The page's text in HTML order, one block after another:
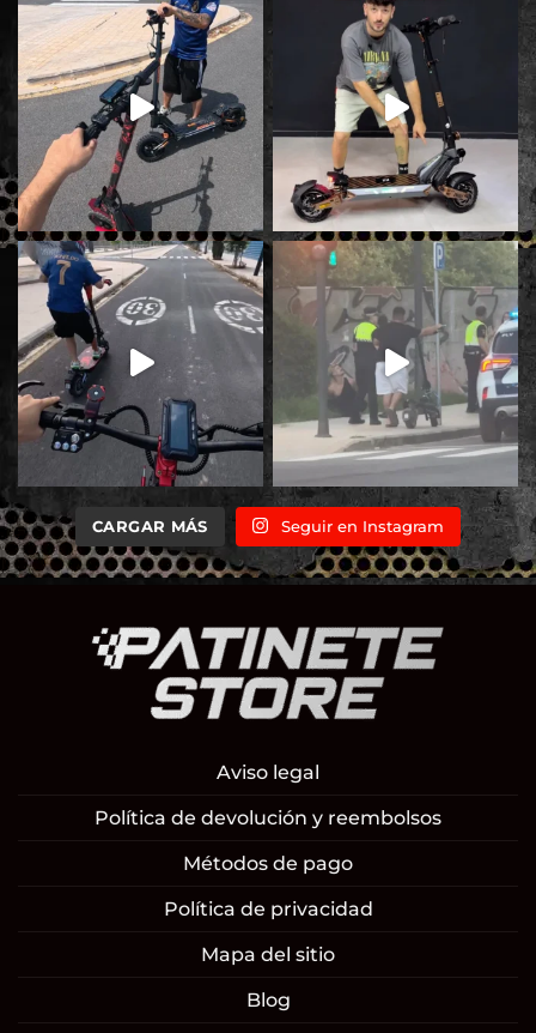
CARGAR MÁS Seguir en Instagram
Aviso legal
Política de devolución y reembolsos
Métodos de pago
Política de privacidad
Mapa del sitio
Blog